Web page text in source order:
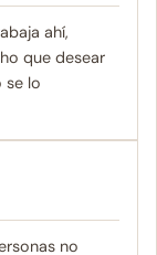
ahí,
que desear
se lo
no